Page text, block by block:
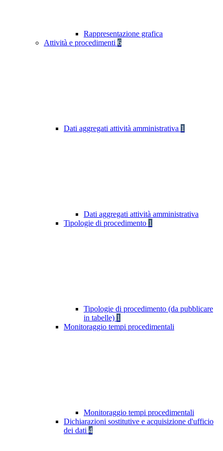
Rappresentazione grafica
Attività e procedimenti 6
Dati aggregati attività amministrativa 1
Dati aggregati attività amministrativa
Tipologie di procedimento 1
Tipologie di procedimento (da pubblicare
in tabelle) 1
Monitoraggio tempi procedimentali
Monitoraggio tempi procedimentali
Dichiarazioni sostitutive e acquisizione d'ufficio
dei dati 4